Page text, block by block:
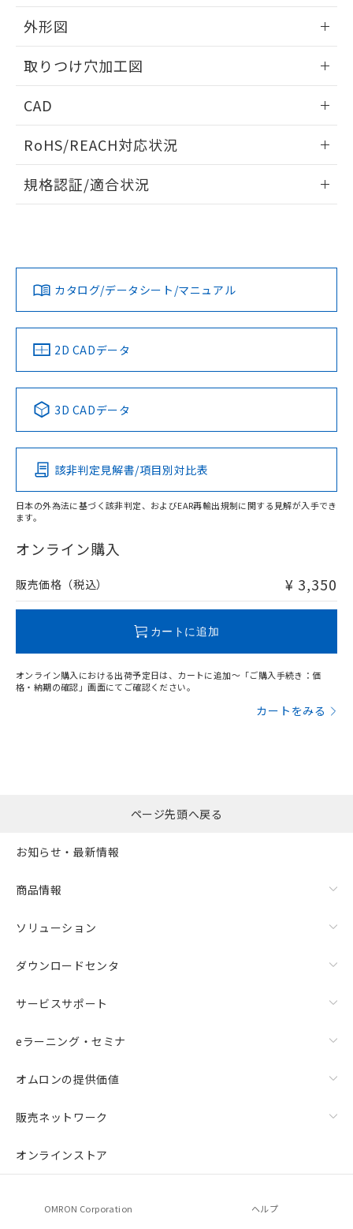
外形図
取りつけ穴加工図
CAD
ドすることができます。
ログイン/会員登録
ダウンロードデータをご利用いただく前に、以下を必ずお読
みください。
ソフトウェアの使用条件
RoHS/REACH対応状況
EU RoHS 注意事項・凡例
対応済み
中国 RoHS 注意事項・凡例
Pb Hg Cd Cr(VI)
O
在庫等で未対応品が混在する可能性があります。
問い合わせください。
規格認証/適合状況
カタログ/データシート/マニュアル
2D CADデータ
3D CADデータ
該非判定見解書/項目別対比表
日本の外為法に基づく該非判定、およびEAR再輸出規制に関する見解が入手でき
ます。
オンライン購入
販売価格（税込） ¥ 3,350
カートに追加
オンライン購入における出荷予定日は、カートに追加～「ご購入手続き：価
格・納期の確認」画面にてご確認ください。
カートをみる
荷製品に未対応品が混在することから備考
欄に対応日を記載しておりました。
既に当社にて対応品への在庫切替を完了
していることから、特段のことがない限
り、2022年1月12日より割愛しておりま
ページ先頭へ戻る
お知らせ・最新情報
商品情報
ソリューション
ダウンロードセンタ
サービスサポート
eラーニング・セミナ
オムロンの提供価値
販売ネットワーク
オンラインストア
OMRON Corporation ヘルプ